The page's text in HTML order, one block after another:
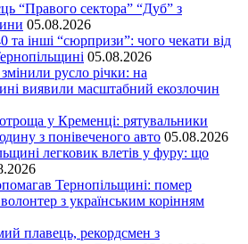
“Правого сектора” “Дуб” з
05.08.2026
та інші “сюрпризи”: чого чекати від
05.08.2026
русло річки: на
виявили масштабний екозлочин
у Кременці: рятувальники
з понівеченого авто 05.08.2026
легковик влетів у фуру: що
Тернопільщині: помер
з українським корінням
плавець, рекордсмен з